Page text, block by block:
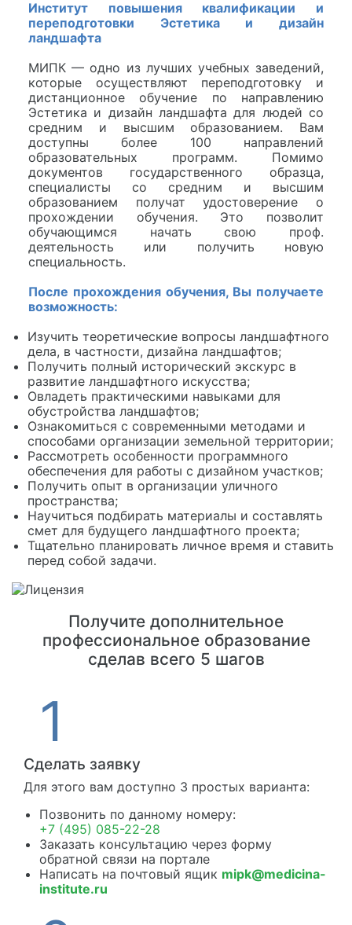
Институт повышения квалификации и
переподготовки Эстетика и дизайн
ландшафта
МИПК — одно из лучших учебных заведений,
которые осуществляют переподготовку и
дистанционное обучение по направлению
Эстетика и дизайн ландшафта для людей со
средним и высшим образованием. Вам
доступны более 100 направлений
образовательных программ. Помимо
документов государственного образца,
специалисты со средним и высшим
образованием получат удостоверение о
прохождении обучения. Это позволит
обучающимся начать свою проф.
деятельность или получить новую
специальность.
После прохождения обучения, Вы получаете
возможность:
Изучить теоретические вопросы ландшафтного
дела, в частности, дизайна ландшафтов;
Получить полный исторический экскурс в
развитие ландшафтного искусства;
Овладеть практическими навыками для
обустройства ландшафтов;
Ознакомиться с современными методами и
способами организации земельной территории;
Рассмотреть особенности программного
обеспечения для работы с дизайном участков;
Получить опыт в организации уличного
пространства;
Научиться подбирать материалы и составлять
смет для будущего ландшафтного проекта;
Тщательно планировать личное время и ставить
перед собой задачи.
Получите дополнительное
профессиональное образование
сделав всего 5 шагов
Сделать заявку
Для этого вам доступно 3 простых варианта:
Позвонить по данному номеру:
+7 (495) 085-22-28
Заказать консультацию через форму
обратной связи на портале
Написать на почтовый ящик mipk@medicina-
institute.ru